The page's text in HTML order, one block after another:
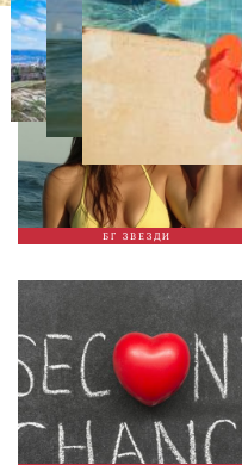
БГ ЗВЕЗДИ